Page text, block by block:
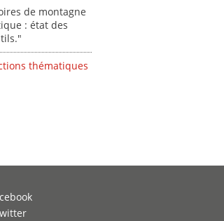
de montagne
: état des
thématiques